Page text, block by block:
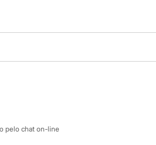
Atendimento
pelo chat on-line